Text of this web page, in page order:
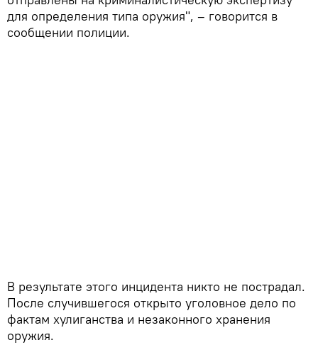
для определения типа оружия", – говорится в
сообщении полиции.
В результате этого инцидента никто не пострадал.
После случившегося открыто уголовное дело по
фактам хулиганства и незаконного хранения
оружия.